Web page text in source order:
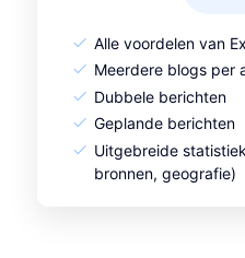
Alle voordelen van
Meerdere blogs per
Dubbele berichten
Geplande berichten
Uitgebreide
bronnen, geografie)